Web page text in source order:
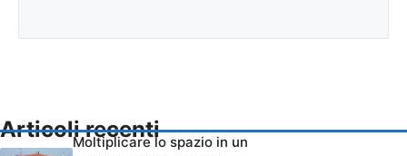
Articoli recenti
Moltiplicare lo spazio in un